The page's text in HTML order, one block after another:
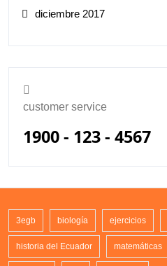
diciembre 2017
customer service
1900 - 123 - 4567
3egb biología ejercicios
historia del Ecuador matemáticas